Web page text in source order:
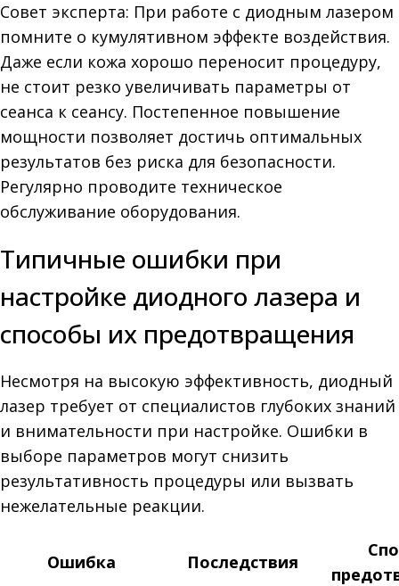
Совет эксперта: При работе с диодным лазером
помните о кумулятивном эффекте воздействия.
Даже если кожа хорошо переносит процедуру,
не стоит резко увеличивать параметры от
сеанса к сеансу. Постепенное повышение
мощности позволяет достичь оптимальных
результатов без риска для безопасности.
Регулярно проводите техническое
обслуживание оборудования.
Типичные ошибки при
настройке диодного лазера и
способы их предотвращения
Несмотря на высокую эффективность, диодный
лазер требует от специалистов глубоких знаний
и внимательности при настройке. Ошибки в
выборе параметров могут снизить
результативность процедуры или вызвать
нежелательные реакции.
Ошибка Последствия